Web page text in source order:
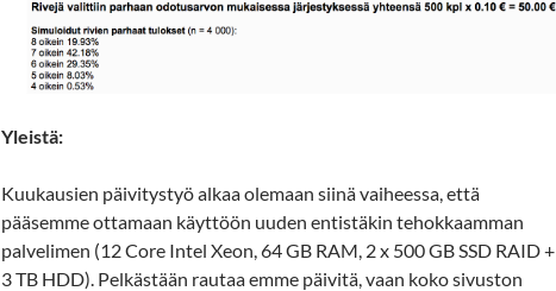
Yleistä:
Kuukausien päivitystyö alkaa olemaan siinä vaiheessa, että
pääsemme ottamaan käyttöön uuden entistäkin tehokkaamman
palvelimen (12 Core Intel Xeon, 64 GB RAM, 2 x 500 GB SSD RAID +
3 TB HDD). Pelkästään rautaa emme päivitä, vaan koko sivuston